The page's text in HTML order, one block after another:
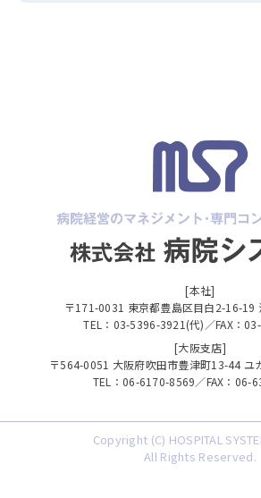
[本社]
〒171-0031 東京都豊島区目白2-16-19
TEL：03-5396-3921(代)／FAX：
[大阪支店]
〒564-0051 大阪府吹田市豊津町13-44 ユ
TEL：06-6170-8569／FAX：06-
Copyright (C) HOSPITAL
All Rights Reserved.